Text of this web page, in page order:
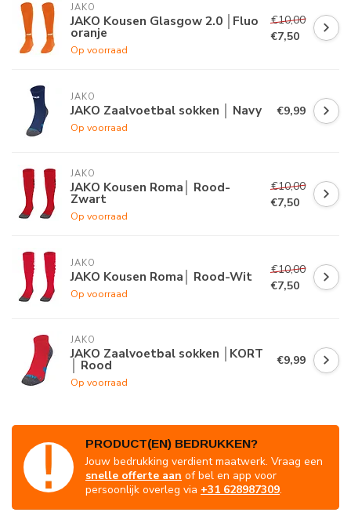
JAKO
JAKO Kousen Glasgow 2.0 │Fluo
oranje
Op voorraad
€10,00
€7,50
JAKO
JAKO Zaalvoetbal sokken │ Navy
Op voorraad
€9,99
JAKO
JAKO Kousen Roma│ Rood-
Zwart
Op voorraad
€10,00
€7,50
JAKO
JAKO Kousen Roma│ Rood-Wit
Op voorraad
€10,00
€7,50
JAKO
JAKO Zaalvoetbal sokken │KORT
│ Rood
Op voorraad
€9,99
PRODUCT(EN) BEDRUKKEN?
Jouw bedrukking verdient maatwerk. Vraag een
snelle offerte aan of bel en app voor
persoonlijk overleg via +31 628987309.